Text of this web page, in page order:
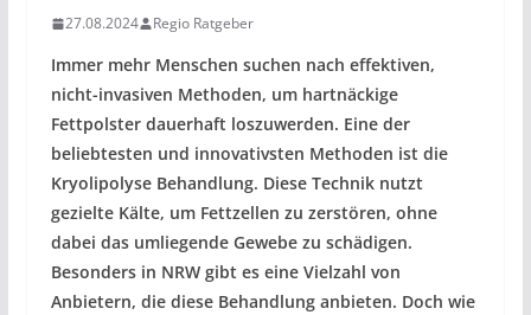
27.08.2024 Regio Ratgeber
Immer mehr Menschen suchen nach effektiven,
nicht-invasiven Methoden, um hartnäckige
Fettpolster dauerhaft loszuwerden. Eine der
beliebtesten und innovativsten Methoden ist die
Kryolipolyse Behandlung. Diese Technik nutzt
gezielte Kälte, um Fettzellen zu zerstören, ohne
dabei das umliegende Gewebe zu schädigen.
Besonders in NRW gibt es eine Vielzahl von
Anbietern, die diese Behandlung anbieten. Doch wie